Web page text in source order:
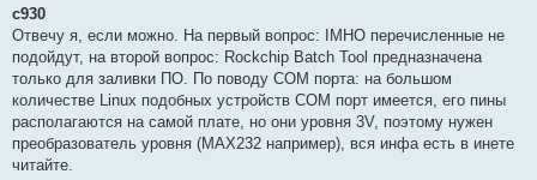
о
б
щ
е
н
и
#
1
c930
Отвечу я, если можно. На первый вопрос: IMHO перечисленные не
подойдут, на второй вопрос: Rockchip Batch Tool предназначена
только для заливки ПО. По поводу COM порта: на большом
количестве Linux подобных устройств COM порт имеется, его пины
располагаются на самой плате, но они уровня 3V, поэтому нужен
преобразователь уровня (MAX232 например), вся инфа есть в инете
читайте.